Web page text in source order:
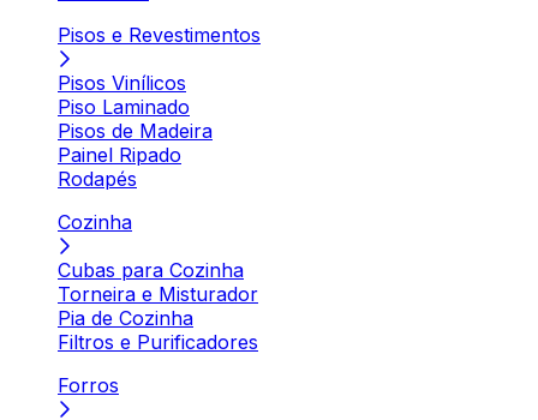
Pisos e Revestimentos
Pisos Vinílicos
Piso Laminado
Pisos de Madeira
Painel Ripado
Rodapés
Cozinha
Cubas para Cozinha
Torneira e Misturador
Pia de Cozinha
Filtros e Purificadores
Forros